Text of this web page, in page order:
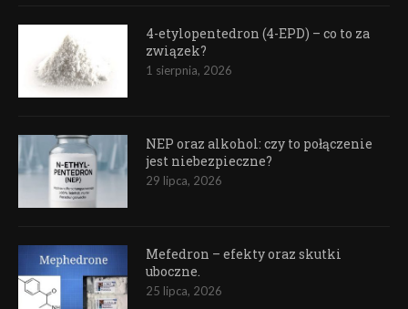
4-etylopentedron (4-EPD) – co to za
związek?
1 sierpnia, 2026
NEP oraz alkohol: czy to połączenie
jest niebezpieczne?
29 lipca, 2026
Mefedron – efekty oraz skutki
uboczne.
25 lipca, 2026